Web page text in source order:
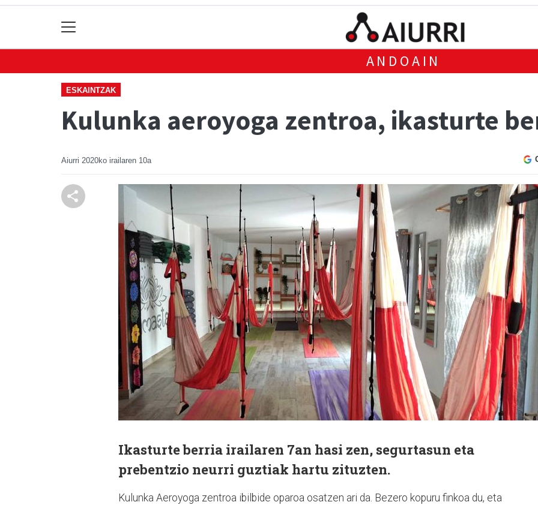
ANDOAIN
ESKAINTZAK
Kulunka aeroyoga zentroa, ikasturte
Aiurri 2020ko irailaren 10a
Ikasturte berria irailaren 7an hasi zen, segurtasun eta
prebentzio neurri guztiak hartu zituzten.
Kulunka Aeroyoga zentroa ibilbide oparoa osatzen ari da. Bezero kopuru finkoa du, eta